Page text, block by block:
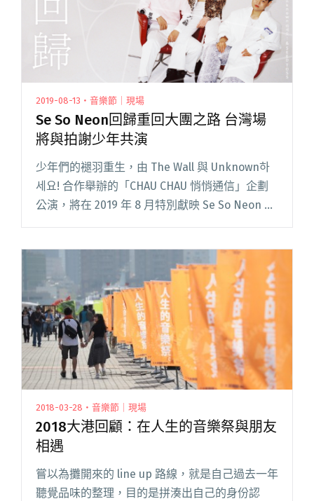
2019-08-13・音樂節｜現場
Se So Neon回歸重回大團之路 台灣場
將與拍謝少年共演
少年們的褪羽重生，由 The Wall 與 Unknown하
세요! 合作舉辦的「CHAU CHAU 悄悄通信」企劃
公演，將在 2019 年 8 月特別獻映 Se So Neon 的
路 台灣場將與拍謝少年共演"
2018-03-28・音樂節｜現場
2018大港回顧：在人生的音樂祭與朋友
相遇
嘗以為攤開來的 line up 路線，就是自己過去一年
聽覺品味的整理，目的是拼湊出自己的身份認